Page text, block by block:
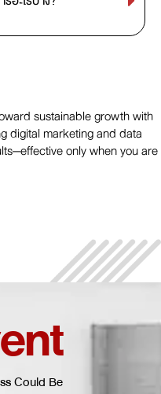
sustainable growth with
digital marketing and data
only when you are
Could Be